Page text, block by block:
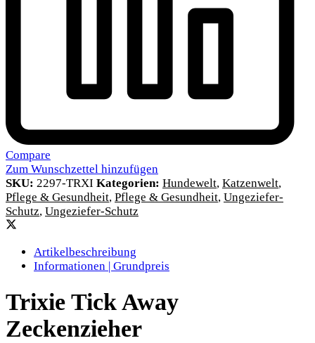
Compare
Zum Wunschzettel hinzufügen
SKU: 2297-TRXI Kategorien: Hundewelt, Katzenwelt,
Pflege & Gesundheit, Pflege & Gesundheit, Ungeziefer-
Schutz, Ungeziefer-Schutz
Artikelbeschreibung
Informationen | Grundpreis
Trixie Tick Away
Zeckenzieher